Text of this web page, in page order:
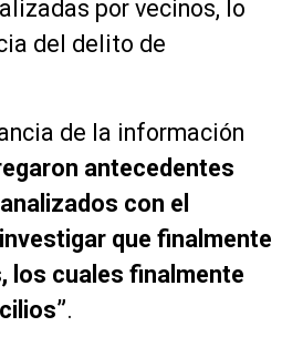
por vecinos, lo
del delito de
de la información
antecedentes
con el
que finalmente
los cuales finalmente
.